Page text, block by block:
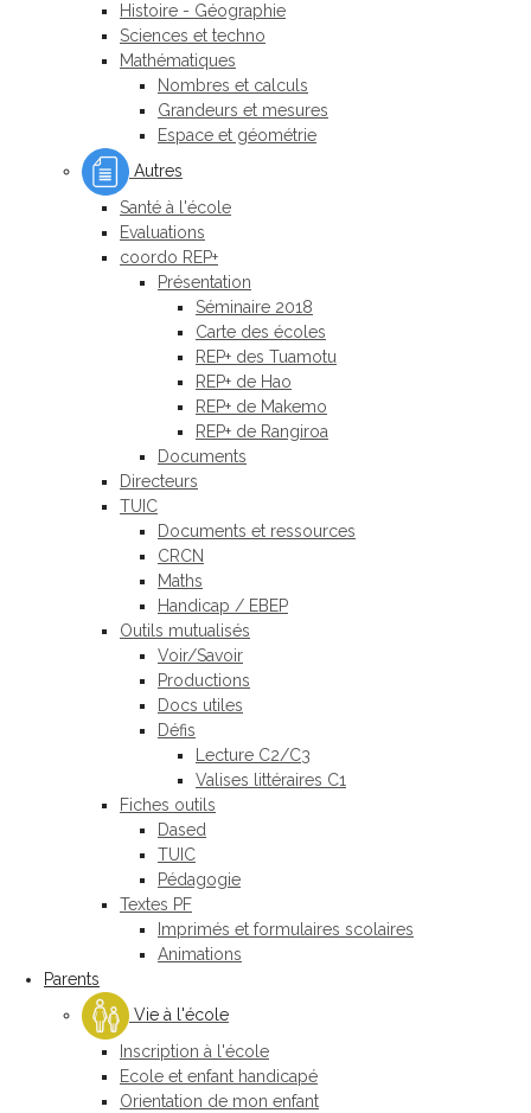
Histoire - Géographie
Sciences et techno
Mathématiques
Nombres et calculs
Grandeurs et mesures
Espace et géométrie
Autres
Santé à l'école
Evaluations
coordo REP+
Présentation
Séminaire 2018
Carte des écoles
REP+ des Tuamotu
REP+ de Hao
REP+ de Makemo
REP+ de Rangiroa
Documents
Directeurs
TUIC
Documents et ressources
CRCN
Maths
Handicap / EBEP
Outils mutualisés
Voir/Savoir
Productions
Docs utiles
Défis
Lecture C2/C3
Valises littéraires C1
Fiches outils
Dased
TUIC
Pédagogie
Textes PF
Imprimés et formulaires scolaires
Animations
Parents
Vie à l'école
Inscription à l'école
Ecole et enfant handicapé
Orientation de mon enfant